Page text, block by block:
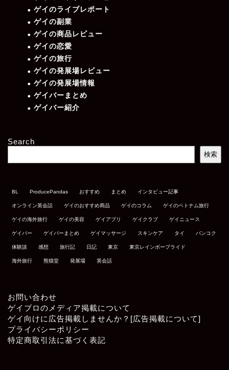
ゲイのライブレポート
ゲイの副業
ゲイの商品レビュー
ゲイの恋愛
ゲイの旅行
ゲイの発展場レビュー
ゲイの発展場情報
ゲイバーまとめ
ゲイバー紹介
Search
検索
BL ProducePandas おすすめ まとめ インタビュー記事
オンライン英会話 ゲイのおすすめ商品 ゲイのコラム ゲイのベトナム旅行
ゲイの海外旅行 ゲイの美容 ゲイアプリ ゲイクラブ ゲイニュース
ゲイバー ゲイバーまとめ ゲイマッサージ スキンケア タイ バンコク
体験談 感想 旅行記 日記 東京 東京レインボープライド
海外旅行 熊猫堂 発展場 英会話
お問い合わせ
ゲイブロのメディア掲載について
ゲイ向けに広告掲載しませんか？[広告掲載について]
プライバシーポリシー
特定商取引法に基づく表記